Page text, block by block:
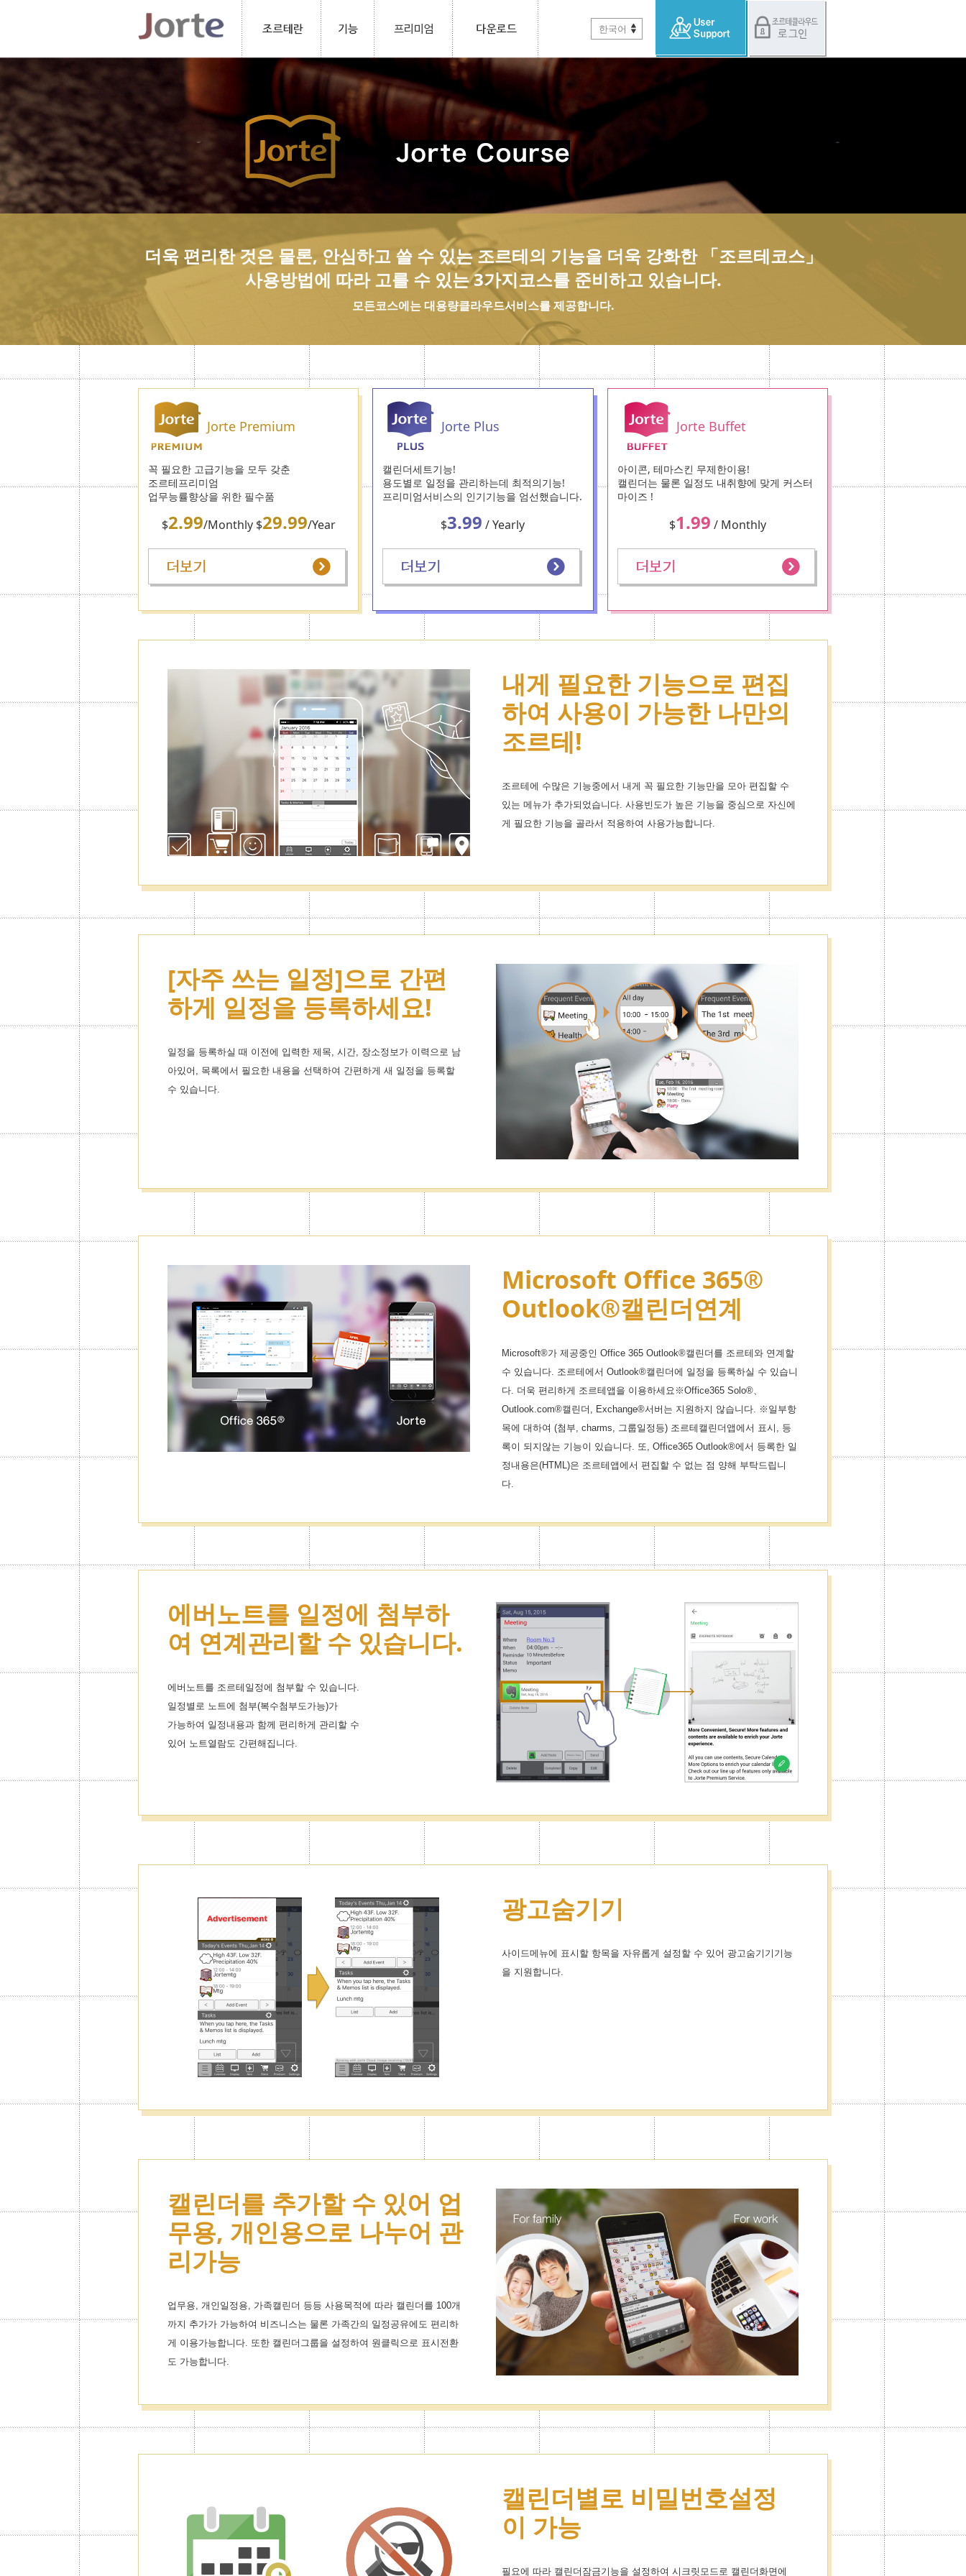
한국어
더욱 편리한 것은 물론, 안심하고 쓸 수 있는 조르테의 기능을 더욱 강화한 「조르테코스」
사용방법에 따라 고를 수 있는 3가지코스를 준비하고 있습니다.
모든코스에는 대용량클라우드서비스를 제공합니다.
Jorte Premium
꼭 필요한 고급기능을 모두 갖춘
조르테프리미엄
업무능률향상을 위한 필수품
$2.99/Monthly $29.99/Year
Jorte Plus
캘린더세트기능!
용도별로 일정을 관리하는데 최적의기능!
프리미엄서비스의 인기기능을 엄선했습니다.
$3.99 / Yearly
Jorte Buffet
아이콘, 테마스킨 무제한이용!
캘린더는 물론 일정도 내취향에 맞게 커스터
마이즈 !
$1.99 / Monthly
내게 필요한 기능으로 편집
하여 사용이 가능한 나만의
조르테!
조르테에 수많은 기능중에서 내게 꼭 필요한 기능만을 모아 편집할 수
있는 메뉴가 추가되었습니다. 사용빈도가 높은 기능을 중심으로 자신에
게 필요한 기능을 골라서 적용하여 사용가능합니다.
[자주 쓰는 일정]으로 간편
하게 일정을 등록하세요!
일정을 등록하실 때 이전에 입력한 제목, 시간, 장소정보가 이력으로 남
아있어, 목록에서 필요한 내용을 선택하여 간편하게 새 일정을 등록할
수 있습니다.
Microsoft Office 365®
Outlook®캘린더연계
Microsoft®가 제공중인 Office 365 Outlook®캘린더를 조르테와 연계할
수 있습니다. 조르테에서 Outlook®캘린더에 일정을 등록하실 수 있습니
다. 더욱 편리하게 조르테앱을 이용하세요※Office365 Solo®、
Outlook.com®캘린더, Exchange®서버는 지원하지 않습니다. ※일부항
목에 대하여 (첨부, charms, 그룹일정등) 조르테캘린더앱에서 표시, 등
록이 되지않는 기능이 있습니다. 또, Office365 Outlook®에서 등록한 일
정내용은(HTML)은 조르테앱에서 편집할 수 없는 점 양해 부탁드립니
다.
에버노트를 일정에 첨부하
여 연계관리할 수 있습니다.
에버노트를 조르테일정에 첨부할 수 있습니다.
일정별로 노트에 첨부(복수첨부도가능)가
가능하여 일정내용과 함께 편리하게 관리할 수
있어 노트열람도 간편해집니다.
광고숨기기
사이드메뉴에 표시할 항목을 자유롭게 설정할 수 있어 광고숨기기기능
을 지원합니다.
캘린더를 추가할 수 있어 업
무용, 개인용으로 나누어 관
리가능
업무용, 개인일정용, 가족캘린더 등등 사용목적에 따라 캘린더를 100개
까지 추가가 가능하여 비즈니스는 물론 가족간의 일정공유에도 편리하
게 이용가능합니다. 또한 캘린더그룹을 설정하여 원클릭으로 표시전환
도 가능합니다.
캘린더별로 비밀번호설정
이 가능
필요에 따라 캘린더잠금기능을 설정하여 시크릿모드로 캘린더화면에
캘린더를 추가할 수 있어 업
무용, 개인용으로 나누어 관
리가능
업무용, 개인일정용, 가족캘린더 등등 사용목적에 따라 캘린더를 100개
까지 추가가 가능하여 비즈니스는 물론 가족간의 일정공유에도 편리하
게 이용가능합니다. 또한 캘린더그룹을 설정하여 원클릭으로 표시전환
도 가능합니다.
광고숨기기
사이드메뉴에 표시할 항목을 자유롭게 설정할 수 있어 광고숨기기기능
을 지원합니다.
캘린더별로 비밀번호설정
이 가능
필요에 따라 캘린더잠금기능을 설정하여 시크릿모드로 캘린더화면에
해당일정을 숨길 수 있습니다. 설정은 각 캘린더별로 가능하며 정보를
안전하게 보호합니다.
아이콘무제한이용으로 스
케줄관리가 더욱 즐거워졌
습니다!
일정을 표시하는 귀엽고 편리한 아이콘이 1000개이상!
유명캐릭터 테마스킨도 무제한제공합니다.
테마스킨도 무제한으로 내
취향에 꼭 맞는 디자인으로